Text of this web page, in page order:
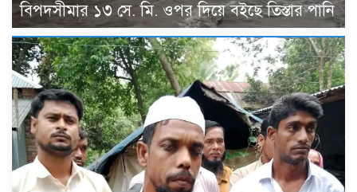
বিপদসীমার ১৩ সে. মি. ওপর দিয়ে বইছে তিস্তার পানি